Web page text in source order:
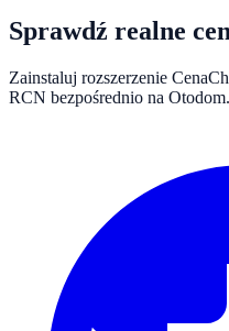
Sprawdź realne
Zainstaluj rozszerzenie
RCN bezpośrednio na